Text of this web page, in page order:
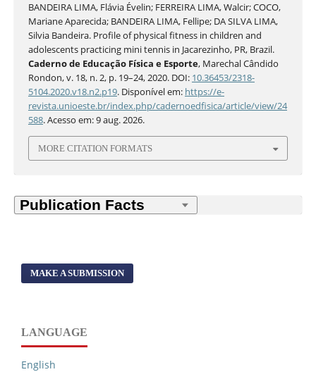
BANDEIRA LIMA, Flávia Évelin; FERREIRA LIMA, Walcir; COCO,
Mariane Aparecida; BANDEIRA LIMA, Fellipe; DA SILVA LIMA,
Silvia Bandeira. Profile of physical fitness in children and
adolescents practicing mini tennis in Jacarezinho, PR, Brazil.
Caderno de Educação Física e Esporte, Marechal Cândido
Rondon, v. 18, n. 2, p. 19–24, 2020. DOI: 10.36453/2318-
5104.2020.v18.n2.p19. Disponível em: https://e-
revista.unioeste.br/index.php/cadernoedfisica/article/view/24
588. Acesso em: 9 aug. 2026.
MORE CITATION FORMATS
MAKE A SUBMISSION
LANGUAGE
English